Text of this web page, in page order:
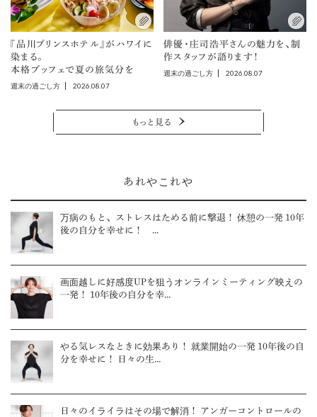
『品川プリンスホテル』がハワイに
染まる。
本格ブッフェで夏の旅気分を
週末の過ごし方 2026.08.07
俳優・庄司浩平さんの魅力を、制
作スタッフが語ります！
週末の過ごし方 2026.08.07
もっと見る
あれやこれや
万病のもと、ストレスはためる前に撃退！ 休憩の一発 10年
後の自分を幸せに！ ...
画面越しに好感度UPを狙うオンラインミーティング映えの
一発！ 10年後の自分を幸...
やる気レスなときに効果あり！ 就業開始の一発 10年後の自
分を幸せに！ 日々の生...
日々のイライラはその場で解消！ アンガーコントロールの